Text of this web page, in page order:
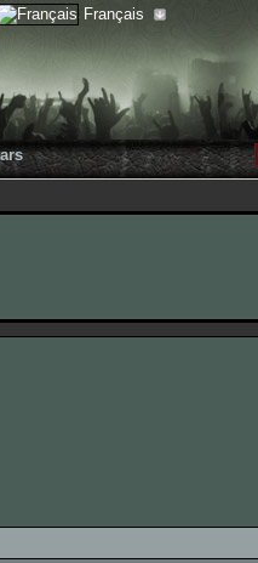
Français